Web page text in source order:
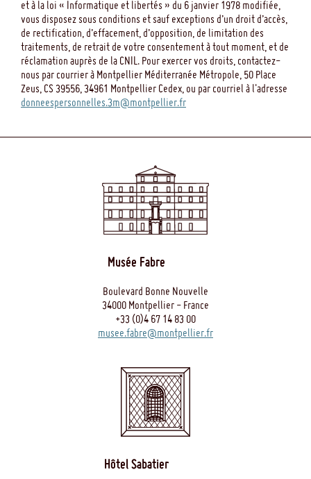
Hirmer - 2009
repr. 33 p. 136 et 139
Voir les oeuvres en lien
150 ans avec les Maîtres - Galerie Brame et
2014
Voir les oeuvres en lien
A Companion to Impressionism -
p. 555, repr. n&b fig. 32.2, p. 556
Voir les oeuvres en lien
n° 5, p. 14, 223, 245, repr. p. 14
Voir les oeuvres en lien
Gustave Caillebotte - Painting men - The
et à la loi « Informatique et libertés » du 6 janvier 1978 modifiée,
vous disposez sous conditions et sauf exceptions d’un droit d’accès,
de rectification, d’effacement, d’opposition, de limitation des
traitements, de retrait de votre consentement à tout moment, et de
réclamation auprès de la CNIL. Pour exercer vos droits, contactez-
nous par courrier à Montpellier Méditerranée Métropole, 50 Place
Zeus, CS 39556, 34961 Montpellier Cedex, ou par courriel à l'adresse
donneespersonnelles.3m@montpellier.fr
Musée Fabre
Boulevard Bonne Nouvelle
34000 Montpellier - France
+33 (0)4 67 14 83 00
musee.fabre@montpellier.fr
Hôtel Sabatier